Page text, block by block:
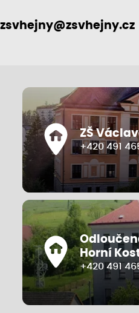
zsvhejny@zsvhejny.cz
ZŠ
+420 491
Horní
+420 491